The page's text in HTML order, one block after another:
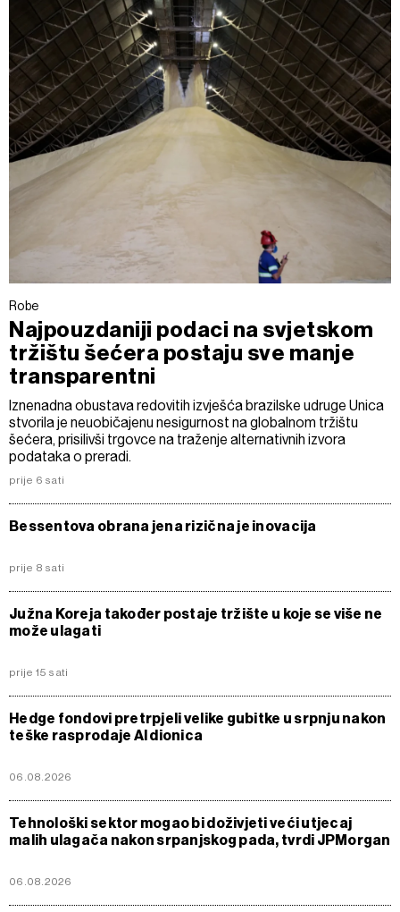
Robe
Najpouzdaniji podaci na svjetskom
tržištu šećera postaju sve manje
transparentni
Iznenadna obustava redovitih izvješća brazilske udruge Unica
stvorila je neuobičajenu nesigurnost na globalnom tržištu
šećera, prisilivši trgovce na traženje alternativnih izvora
podataka o preradi.
prije 6 sati
Bessentova obrana jena rizična je inovacija
prije 8 sati
Južna Koreja također postaje tržište u koje se više ne
može ulagati
prije 15 sati
Hedge fondovi pretrpjeli velike gubitke u srpnju nakon
teške rasprodaje AI dionica
06.08.2026
Tehnološki sektor mogao bi doživjeti veći utjecaj
malih ulagača nakon srpanjskog pada, tvrdi JPMorgan
06.08.2026